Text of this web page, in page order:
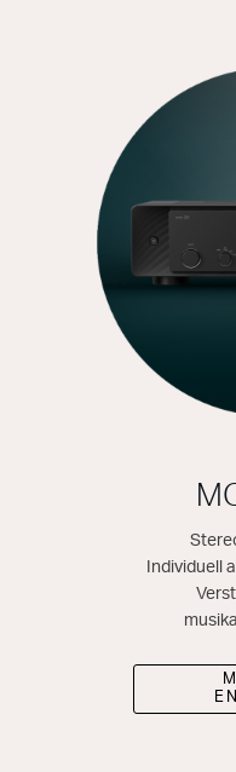
Individuell